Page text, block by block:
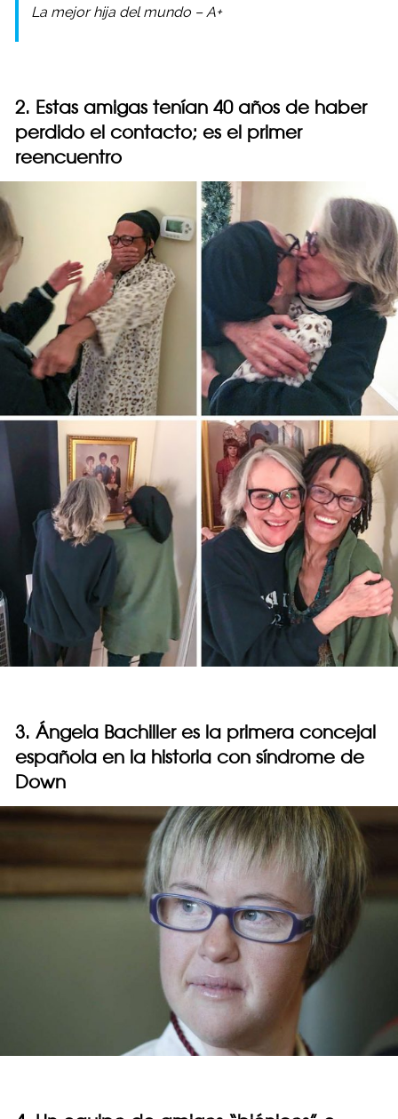
La mejor hija del mundo – A+
2. Estas amigas tenían 40 años de haber
perdido el contacto; es el primer
reencuentro
3. Ángela Bachiller es la primera concejal
española en la historia con síndrome de
Down